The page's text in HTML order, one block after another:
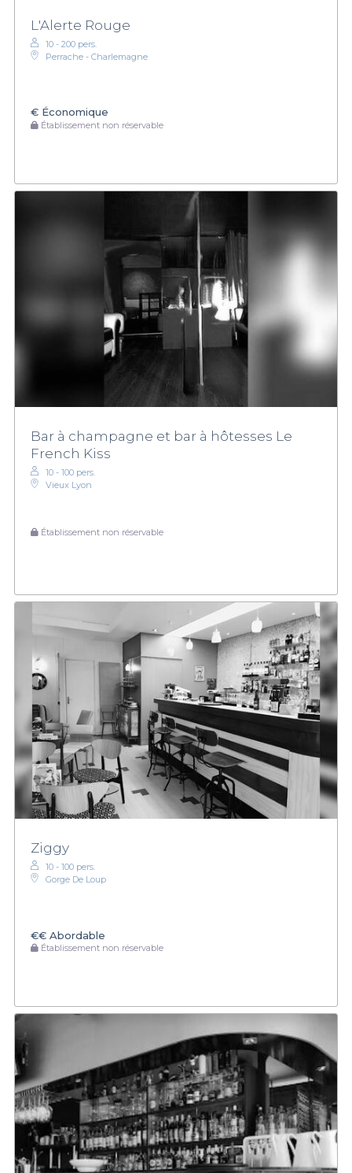
L'Alerte Rouge
10 - 200 pers.
Perrache - Charlemagne
€ Économique
Établissement non réservable
Bar à champagne et bar à hôtesses Le
French Kiss
10 - 100 pers.
Vieux Lyon
Établissement non réservable
Ziggy
10 - 100 pers.
Gorge De Loup
€€ Abordable
Établissement non réservable